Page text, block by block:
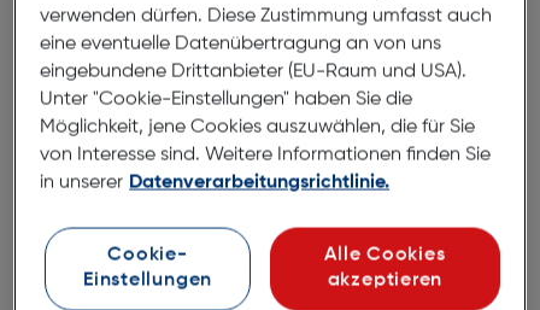
Apple Watch S11 GPS 46mm Rose
Gold Alu Case + Light Blush Sport
M/L
ArtNr.: 180011650
Erhalte wertvolle Infos zu deiner
Die Apple Watch Series 11 gibt dir wertvolle
Informationen zu deiner Gesundheit, wie etwa
verwenden dürfen. Diese Zustimmung umfasst auch
eine eventuelle Datenübertragung an von uns
eingebundene Drittanbieter (EU-Raum und USA).
Unter "Cookie-Einstellungen" haben Sie die
Möglichkeit, jene Cookies auszuwählen, die für Sie
von Interesse sind. Weitere Informationen finden Sie
in unserer Datenverarbeitungsrichtlinie.
Cookie-
Einstellungen
Alle Cookies
akzeptieren